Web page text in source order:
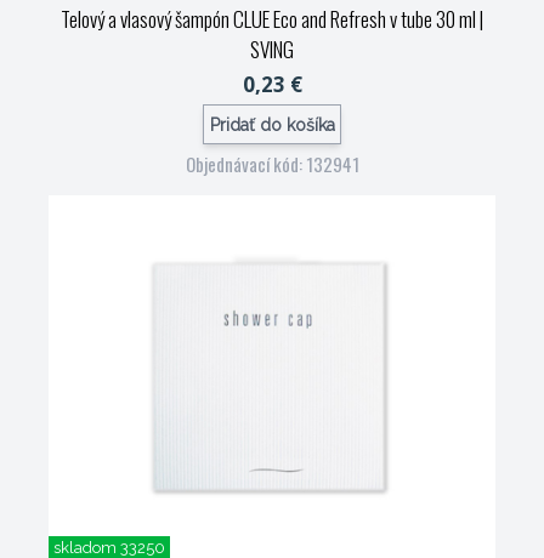
Telový a vlasový šampón CLUE Eco and Refresh v tube 30 ml|
SVING
0,23 €
Pridať do košíka
Objednávací kód: 132941
skladom 33250